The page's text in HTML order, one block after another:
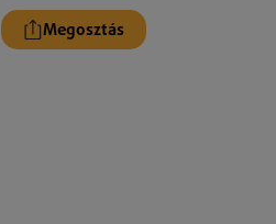
Megosztás